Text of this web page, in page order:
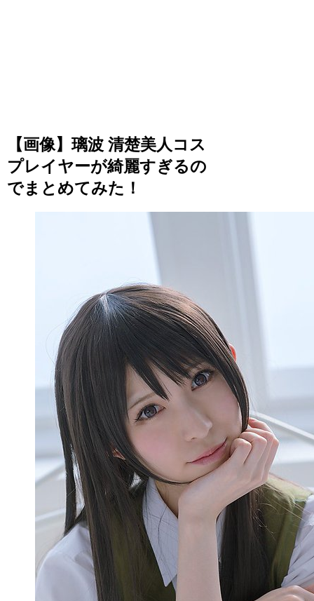
【画像】璃波 清楚美人コス
プレイヤーが綺麗すぎるの
でまとめてみた！